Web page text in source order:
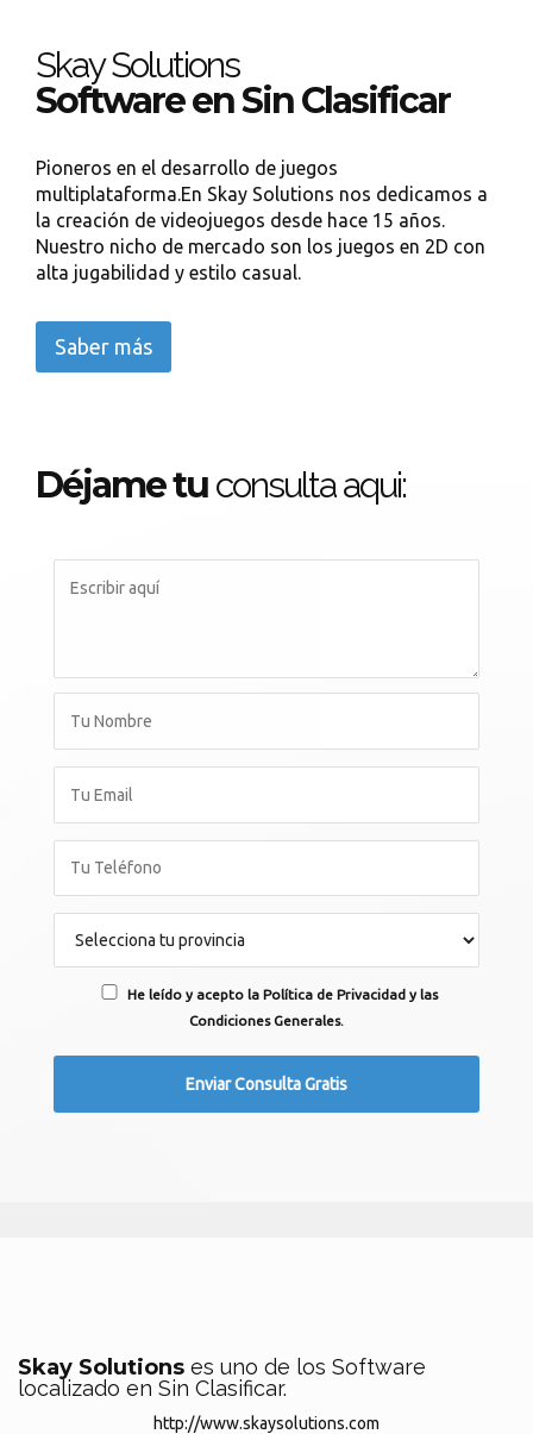
Skay Solutions
Software en Sin Clasificar
Pioneros en el desarrollo de juegos
multiplataforma.En Skay Solutions nos dedicamos a
la creación de videojuegos desde hace 15 años.
Nuestro nicho de mercado son los juegos en 2D con
alta jugabilidad y estilo casual.
Saber más
Déjame tu consulta aqui:
He leído y acepto la Política de Privacidad y las
Condiciones Generales.
Skay Solutions es uno de los Software
localizado en Sin Clasificar.
http://www.skaysolutions.com